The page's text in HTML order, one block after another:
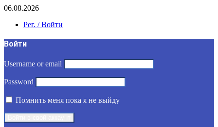
06.08.2026
Рег. / Войти
Войти
Username or email
Password
Помнить меня пока я не выйду